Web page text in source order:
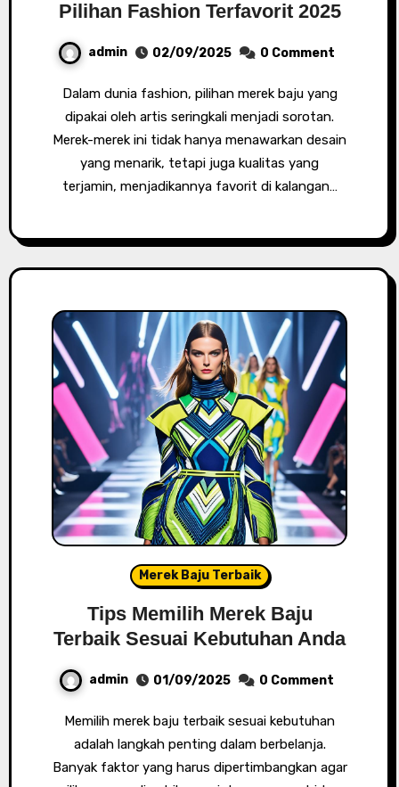
Pilihan Fashion Terfavorit 2025
admin 02/09/2025 0 Comment
Dalam dunia fashion, pilihan merek baju yang
dipakai oleh artis seringkali menjadi sorotan.
Merek-merek ini tidak hanya menawarkan desain
yang menarik, tetapi juga kualitas yang
terjamin, menjadikannya favorit di kalangan…
Merek Baju Terbaik
Tips Memilih Merek Baju
Terbaik Sesuai Kebutuhan Anda
admin 01/09/2025 0 Comment
Memilih merek baju terbaik sesuai kebutuhan
adalah langkah penting dalam berbelanja.
Banyak faktor yang harus dipertimbangkan agar